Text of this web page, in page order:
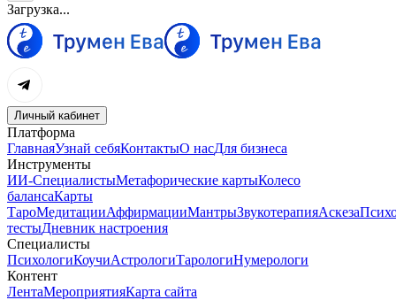
Загрузка...
Личный кабинет
Платформа
ГлавнаяУзнай себяКонтактыО насДля бизнеса
Инструменты
ИИ-СпециалистыМетафорические картыКолесо
балансаКарты
ТароМедитацииАффирмацииМантрыЗвукотерапияАскеза
тестыДневник настроения
Специалисты
ПсихологиКоучиАстрологиТарологиНумерологи
Контент
ЛентаМероприятияКарта сайта